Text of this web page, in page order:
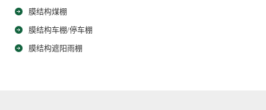
膜结构煤棚
膜结构车棚/停车棚
膜结构遮阳雨棚